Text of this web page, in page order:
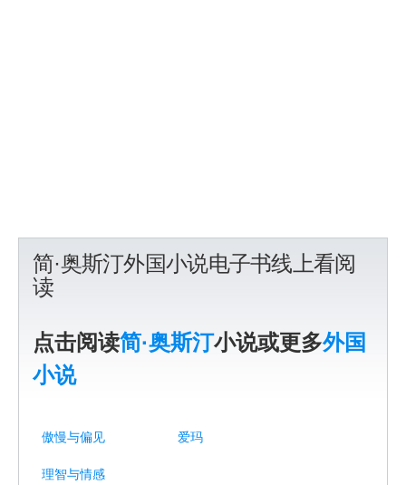
简·奥斯汀外国小说电子书线上看阅
读
点击阅读简·奥斯汀小说或更多外国
小说
傲慢与偏见 爱玛
理智与情感